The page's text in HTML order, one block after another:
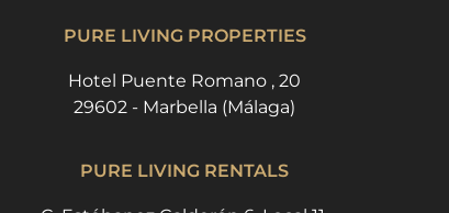
PURE LIVING PROPERTIES
Hotel Puente Romano , 20
29602 - Marbella (Málaga)
PURE LIVING RENTALS